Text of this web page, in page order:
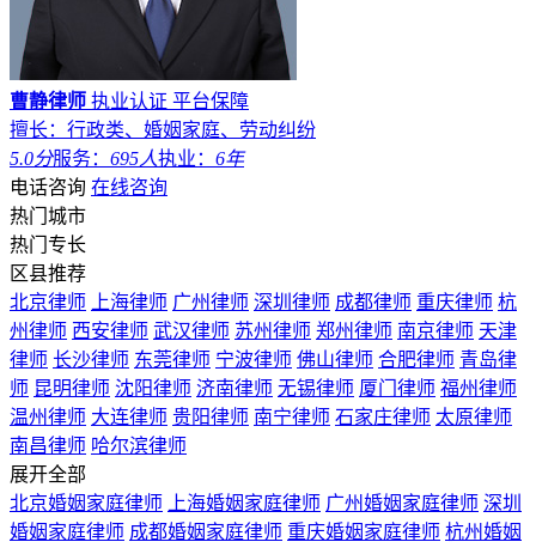
曹静律师 执业认证 平台保障
擅长：行政类、婚姻家庭、劳动纠纷
5.0分服务： 695人执业： 6年
电话咨询 在线咨询
热门城市
热门专长
区县推荐
北京律师
上海律师 广州律师 深圳律师 成都律师 重庆律师 杭
州律师 西安律师 武汉律师 苏州律师 郑州律师 南京律师 天津
律师 长沙律师 东莞律师 宁波律师 佛山律师 合肥律师 青岛律
师 昆明律师 沈阳律师 济南律师 无锡律师 厦门律师 福州律师
温州律师 大连律师 贵阳律师 南宁律师 石家庄律师 太原律师
南昌律师 哈尔滨律师
展开全部
北京婚姻家庭律师
上海婚姻家庭律师 广州婚姻家庭律师 深圳
婚姻家庭律师 成都婚姻家庭律师 重庆婚姻家庭律师 杭州婚姻